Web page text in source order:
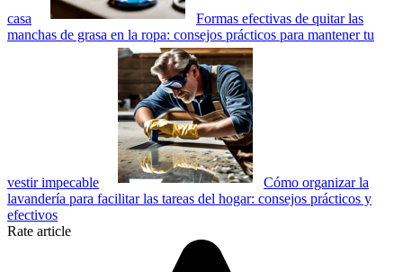
casa
Formas efectivas de quitar las
manchas de grasa en la ropa: consejos prácticos para mantener tu
vestir impecable
Cómo organizar la
lavandería para facilitar las tareas del hogar: consejos prácticos y
efectivos
Rate article